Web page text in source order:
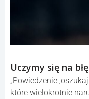
Uczymy się na
„Powiedzenie
które wielokrotnie